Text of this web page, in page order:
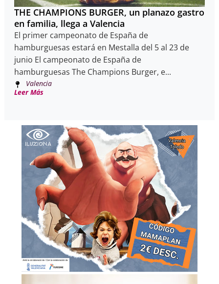
THE CHAMPIONS BURGER, un planazo gastro
en familia, llega a Valencia
El primer campeonato de España de
hamburguesas estará en Mestalla del 5 al 23 de
junio El campeonato de España de
hamburguesas The Champions Burger, e...
Valencia
Leer Más